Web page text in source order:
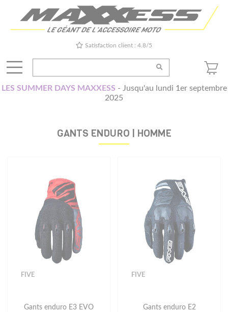
Satisfaction client : 4.8/5
LES SUMMER DAYS MAXXESS - Jusqu'au lundi 1er septembre
2025
GANTS ENDURO | HOMME
FIVE
Gants enduro E3 EVO
FIVE
Gants enduro E2